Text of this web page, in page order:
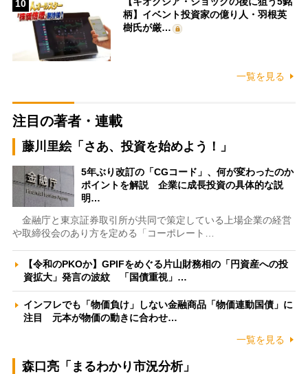
10
柄】イベント投資家の億り人・羽根英
樹氏が厳…
一覧を見る
注目の著者・連載
藤川里絵「さあ、投資を始めよう！」
5年ぶり改訂の「CGコード」、何が変わったのか
ポイントを解説 企業に成長投資の具体的な説
明…
金融庁と東京証券取引所が共同で策定している上場企業の経営
や取締役会のあり方を定める「コーポレート…
【令和のPKOか】GPIFをめぐる片山財務相の「円資産への投
資拡大」発言の波紋 「国債重視」…
インフレでも「物価負け」しない金融商品「物価連動国債」に
注目 元本が物価の動きに合わせ…
一覧を見る
森口亮「まるわかり市況分析」